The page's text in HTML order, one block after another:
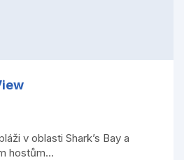
v oblasti Shark’s Bay a
hostům...